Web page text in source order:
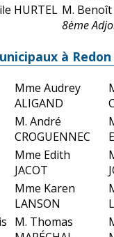
HURTEL M. Benoît
8ème
à Redon
Mme Audrey
ALIGAND
M. André
CROGUENNEC
Mme Edith
JACOT
Mme Karen
LANSON
M. Thomas